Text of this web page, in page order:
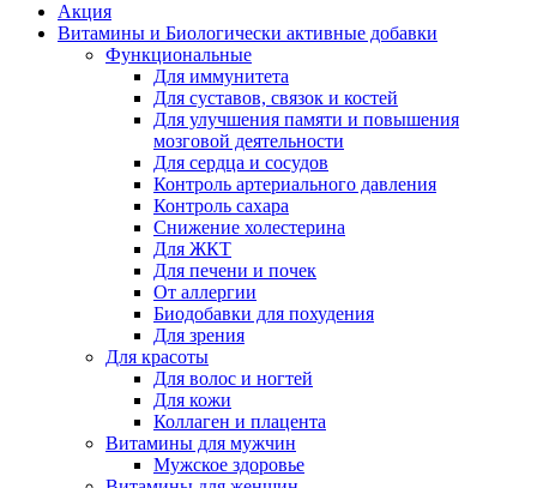
Акция
Витамины и Биологически активные добавки
Функциональные
Для иммунитета
Для суставов, связок и костей
Для улучшения памяти и повышения
мозговой деятельности
Для сердца и сосудов
Контроль артериального давления
Контроль сахара
Снижение холестерина
Для ЖКТ
Для печени и почек
От аллергии
Биодобавки для похудения
Для зрения
Для красоты
Для волос и ногтей
Для кожи
Коллаген и плацента
Витамины для мужчин
Мужское здоровье